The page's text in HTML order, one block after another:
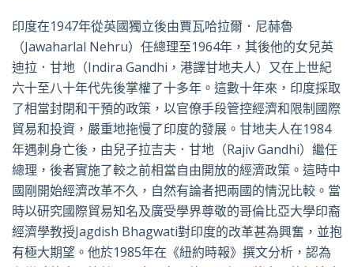
印度在1947年從英國獨立後由賈瓦哈拉爾．尼赫魯
（Jawaharlal Nehru）任總理至1964年，其後他的女兒英
迪拉．甘地（Indira Gandhi，港譯甘地夫人）又在上世紀
六十至八十年代先後掌權了十多年。這數十年來，印度採取
了相當封閉和干預的政策，以官僚手段管控經濟和限制國際
貿易和投資，嚴重地拖慢了印度的發展。甘地夫人在1984
年遇刺身亡後，由兒子拉吉夫．甘地（Rajiv Gandhi）繼任
總理，後者實施了較之前相當自由開放的經濟政策。這時中
國剛開始經濟改革不久，自然有論者把兩國的情況比較。當
時以研究國際貿易知名及廣受學界尊敬的哥倫比亞大學印裔
經濟學教授Jagdish Bhagwati對印度的改革甚為興奮，並抱
有極大期望。他於1985年在《紐約時報》撰文分析，認為